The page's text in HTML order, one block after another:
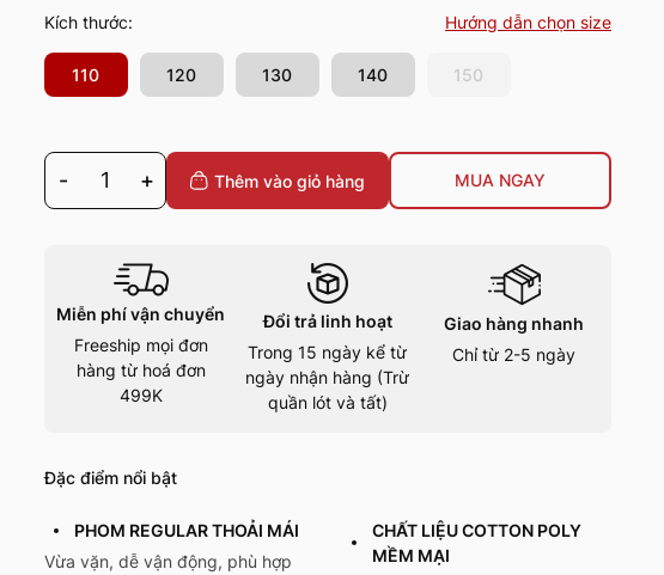
Kích thước: Hướng dẫn chọn size
110 120 130 140 150
- 1 + Thêm vào giỏ hàng MUA NGAY
Miễn phí vận chuyển
Freeship mọi đơn
hàng từ hoá đơn
499K
Đổi trả linh hoạt
Trong 15 ngày kể từ
ngày nhận hàng (Trừ
quần lót và tất)
Giao hàng nhanh
Chỉ từ 2-5 ngày
Đặc điểm nổi bật
PHOM REGULAR THOẢI MÁI
Vừa vặn, dễ vận động, phù hợp
CHẤT LIỆU COTTON POLY
MỀM MẠI